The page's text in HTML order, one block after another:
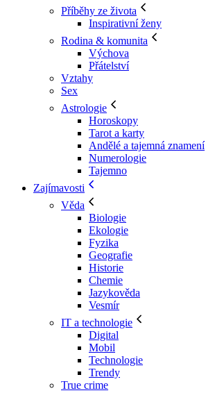
Příběhy ze života
Inspirativní ženy
Rodina & komunita
Výchova
Přátelství
Vztahy
Sex
Astrologie
Horoskopy
Tarot a karty
Andělé a tajemná znamení
Numerologie
Tajemno
Zajímavosti
Věda
Biologie
Ekologie
Fyzika
Geografie
Historie
Chemie
Jazykověda
Vesmír
IT a technologie
Digital
Mobil
Technologie
Trendy
True crime